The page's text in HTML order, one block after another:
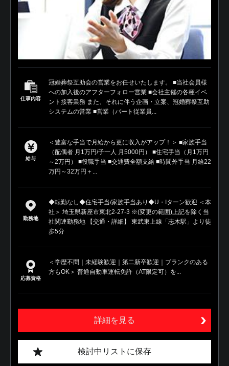
仕事内容
冠婚葬祭互助会の営業をお任せいたします。 ■当社会員様
への加入後のアフターフォロー営業 ■会社主催の各種イベ
ント接客業務 また、それに伴う企画・立案、冠婚葬祭互助
システムの営業 ■営業（パート従業員...
給与
＜豊富な手当で月給から更に収入がアップ！＞ ■家族手当
（配偶者 月1万円/子一人 月5000円） ■住宅手当（月1万円
～2万円） ■役職手当 ■交通費全額支給 ■時間外手当 月給22
万円～32万円＋...
勤務地
◆転勤なし◆住宅手当/家族手当あり◆U・Iターン歓迎 ＜本
社＞ 埼玉県新座市東北2-27-3 ※(変更の範囲)上記を除く当
社関連勤務地 【交通・詳細】 東武東上線「志木駅」より徒
歩5分
応募資格
＜学歴不問｜未経験歓迎｜第二新卒歓迎｜ブランクのある
方もOK＞ 普通自動車運転免許（AT限定可）を...
詳細を見る
検討中リストに保存